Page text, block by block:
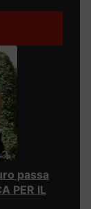
passa
PER IL